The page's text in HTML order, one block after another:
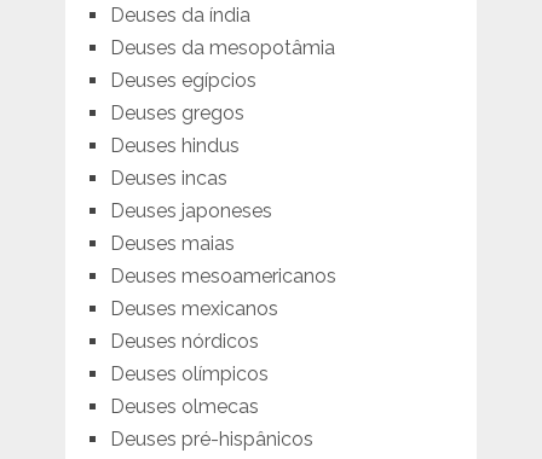
Deuses da índia
Deuses da mesopotâmia
Deuses egípcios
Deuses gregos
Deuses hindus
Deuses incas
Deuses japoneses
Deuses maias
Deuses mesoamericanos
Deuses mexicanos
Deuses nórdicos
Deuses olímpicos
Deuses olmecas
Deuses pré-hispânicos